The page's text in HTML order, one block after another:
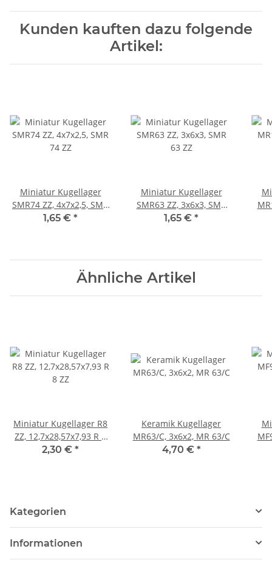
Kunden kauften dazu folgende
Artikel:
Miniatur Kugellager
SMR74 ZZ, 4x7x2,5, SMR
74 ZZ
1,65 € *
Miniatur Kugellager
SMR63 ZZ, 3x6x3, SMR
63 ZZ
1,65 € *
Ähnliche Artikel
Miniatur Kugellager R8
ZZ, 12,7x28,57x7,93 R 8
ZZ
2,30 € *
Keramik Kugellager
MR63/C, 3x6x2, MR 63/C
4,70 € *
Kategorien
Informationen